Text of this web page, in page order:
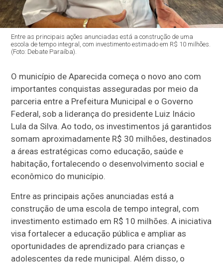
Entre as principais ações anunciadas está a construção de uma
escola de tempo integral, com investimento estimado em R$ 10 milhões.
(Foto: Debate Paraíba).
O município de Aparecida começa o novo ano com
importantes conquistas asseguradas por meio da
parceria entre a Prefeitura Municipal e o Governo
Federal, sob a liderança do presidente Luiz Inácio
Lula da Silva. Ao todo, os investimentos já garantidos
somam aproximadamente R$ 30 milhões, destinados
a áreas estratégicas como educação, saúde e
habitação, fortalecendo o desenvolvimento social e
econômico do município.
Entre as principais ações anunciadas está a
construção de uma escola de tempo integral, com
investimento estimado em R$ 10 milhões. A iniciativa
visa fortalecer a educação pública e ampliar as
oportunidades de aprendizado para crianças e
adolescentes da rede municipal. Além disso, o